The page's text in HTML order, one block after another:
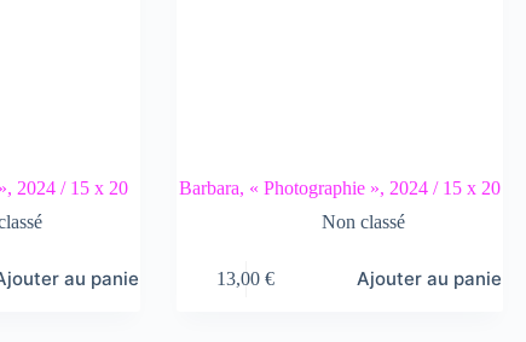
2024 / 15 x 20
au panier
Barbara, « Photographie », 2024 / 15 x 20
Non classé
13,00€ Ajouter au panier